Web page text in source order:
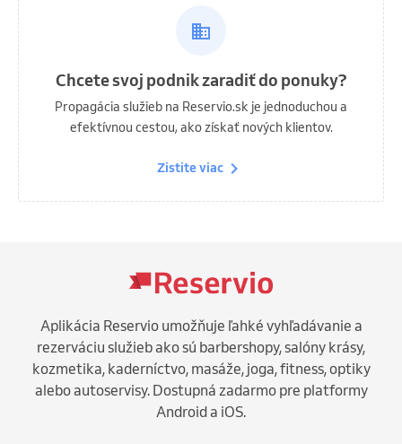
Chcete svoj podnik zaradiť do ponuky?
Propagácia služieb na Reservio.sk je jednoduchou a
efektívnou cestou, ako získať nových klientov.
Zistite viac
Aplikácia Reservio umožňuje ľahké vyhľadávanie a
rezerváciu služieb ako sú barbershopy, salóny krásy,
kozmetika, kaderníctvo, masáže, joga, fitness, optiky
alebo autoservisy. Dostupná zadarmo pre platformy
Android a iOS.